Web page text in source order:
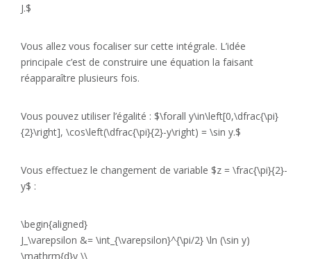
J.$
Vous allez vous focaliser sur cette intégrale. L’idée
principale c’est de construire une équation la faisant
réapparaître plusieurs fois.
Vous pouvez utiliser l’égalité : $\forall y\in\left[0,\dfrac{\pi}
{2}\right], \cos\left(\dfrac{\pi}{2}-y\right) = \sin y.$
Vous effectuez le changement de variable $z = \frac{\pi}{2}-
y$ :
\begin{aligned}
J_\varepsilon &= \int_{\varepsilon}^{\pi/2} \ln (\sin y)
\mathrm{d}y \\